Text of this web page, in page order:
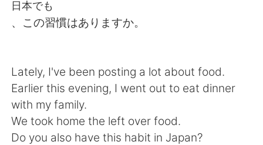
English
العربية Français
Deutsch
ไทย
日本でも
、この習慣はありますか。
Lately, I've been posting a lot about food.
Earlier this evening, I went out to eat dinner
with my family.
We took home the left over food.
Do you also have this habit in Japan?